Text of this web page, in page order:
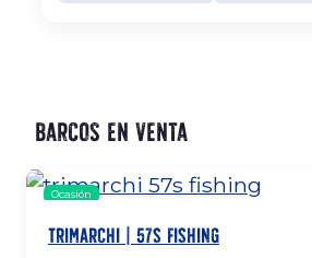
Barcos en venta
Ocasión
TRIMARCHI | 57S FISHING